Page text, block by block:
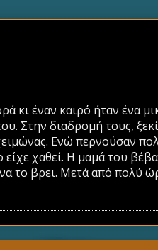
κι έναν καιρό ήταν ένα
Στην διαδρομή τους,
Ενώ περνούσαν
χαθεί. Η μαμά του
το βρει. Μετά από πολύ